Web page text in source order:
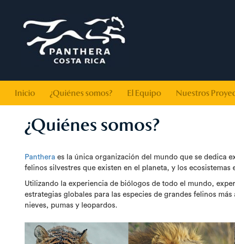
Inicio ¿Quiénes somos? El Equipo Nuestros
¿Quiénes somos?
Panthera es la única organización del mundo que se dedica
felinos silvestres que existen en el planeta, y los ecosistemas
Utilizando la experiencia de biólogos de todo el mundo,
estrategias globales para las especies de grandes felinos
nieves, pumas y leopardos.